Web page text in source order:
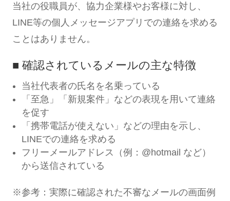
当社の役職員が、協力企業様やお客様に対し、
LINE等の個人メッセージアプリでの連絡を求める
ことはありません。
■ 確認されているメールの主な特徴
当社代表者の氏名を名乗っている
「至急」「新規案件」などの表現を用いて連絡
を促す
「携帯電話が使えない」などの理由を示し、
LINEでの連絡を求める
フリーメールアドレス（例：@hotmail など）
から送信されている
※参考：実際に確認された不審なメールの画面例